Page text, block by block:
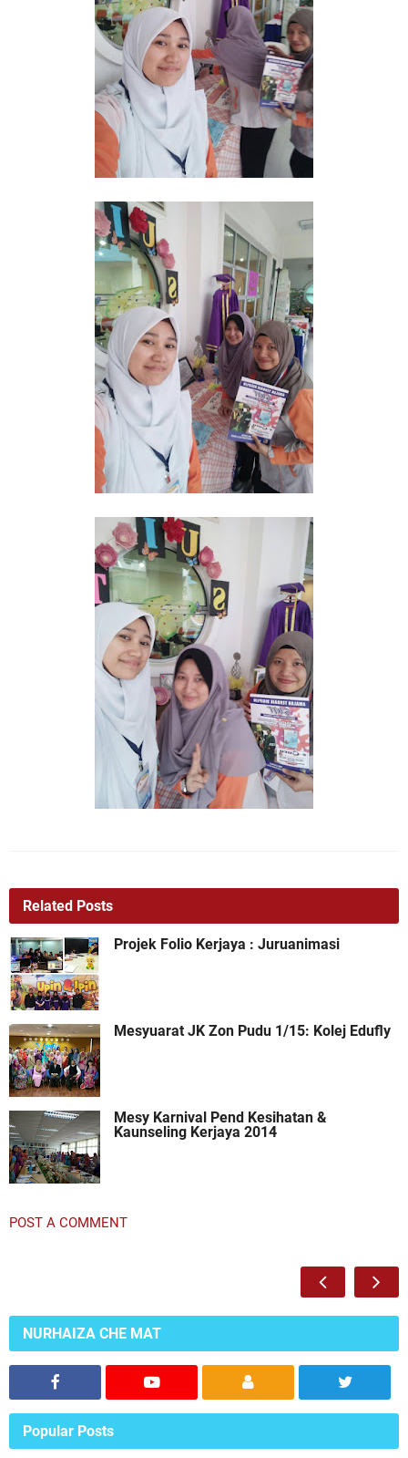
Related Posts
Projek Folio Kerjaya : Juruanimasi
Mesyuarat JK Zon Pudu 1/15: Kolej Edufly
Mesy Karnival Pend Kesihatan &
Kaunseling Kerjaya 2014
POST A COMMENT
NURHAIZA CHE MAT
Popular Posts